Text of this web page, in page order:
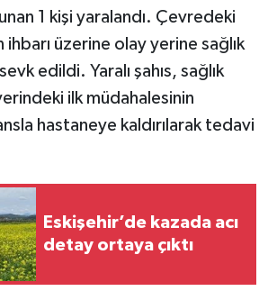
1 kişi yaralandı. Çevredeki
üzerine olay yerine sağlık
edildi. Yaralı şahıs, sağlık
ilk müdahalesinin
hastaneye kaldırılarak tedavi
Eskişehir’de kazada acı
detay ortaya çıktı